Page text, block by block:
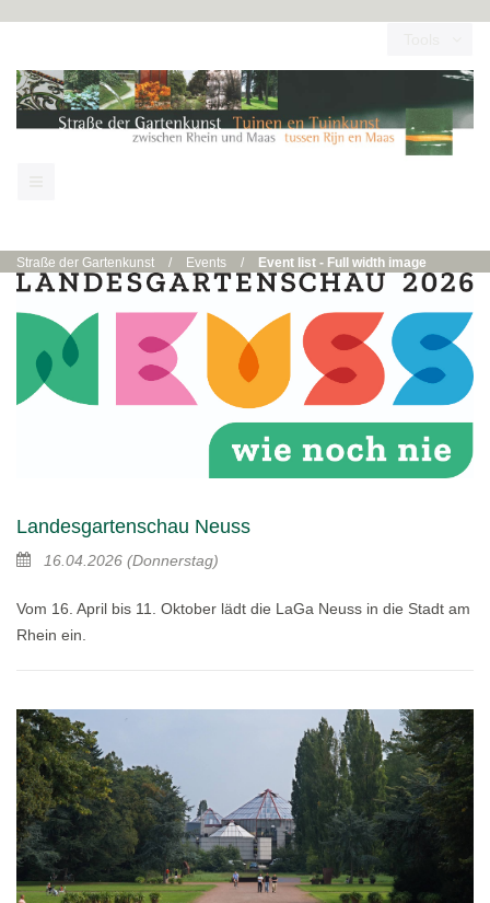
Straße der Gartenkunst / Events / Event list - Full width image
Landesgartenschau Neuss
16.04.2026 (Donnerstag)
Vom 16. April bis 11. Oktober lädt die LaGa Neuss in die Stadt am
Rhein ein.